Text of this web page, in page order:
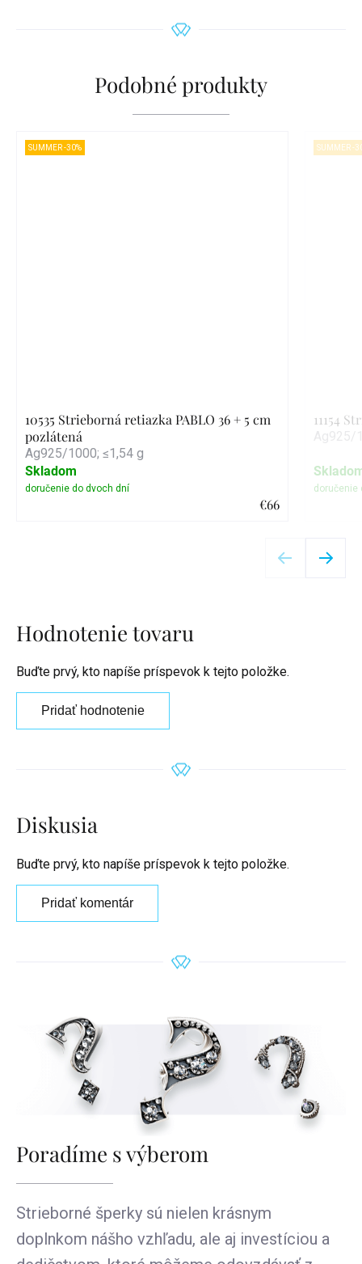
Podobné produkty
SUMMER -30%
10535 Strieborná retiazka PABLO 36 + 5 cm
pozlátená
Ag925/1000; ≤1,54 g
€66
Skladom
SUMMER -
11154
Hodnotenie tovaru
Buďte prvý, kto napíše príspevok k tejto položke.
Pridať hodnotenie
Diskusia
Buďte prvý, kto napíše príspevok k tejto položke.
Pridať komentár
Poradíme s výberom
Strieborné šperky sú nielen krásnym
doplnkom nášho vzhľadu, ale aj investíciou a